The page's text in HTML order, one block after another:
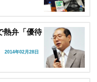
熱弁「優待
2014年02月28日